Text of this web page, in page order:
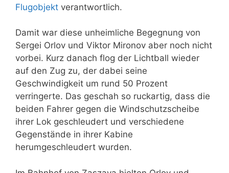
Flugobjekt verantwortlich.
Damit war diese unheimliche Begegnung von
Sergei Orlov und Viktor Mironov aber noch nicht
vorbei. Kurz danach flog der Lichtball wieder
auf den Zug zu, der dabei seine
Geschwindigkeit um rund 50 Prozent
verringerte. Das geschah so ruckartig, dass die
beiden Fahrer gegen die Windschutzscheibe
ihrer Lok geschleudert und verschiedene
Gegenstände in ihrer Kabine
herumgeschleudert wurden.